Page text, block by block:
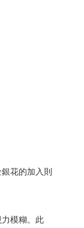
花的加入則
模糊。此